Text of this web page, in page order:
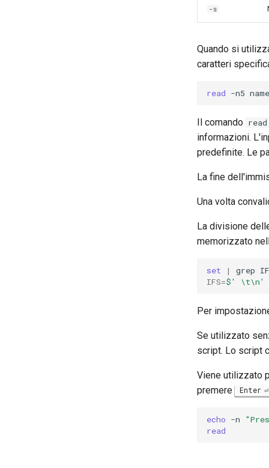
-s
Quando si
caratteri
read -n5
Il comando read
informazioni.
predefinite. Le
La fine
Una volta
La divisione
memorizzato
set | grep
IFS=$' \t\n'
Per
Se utilizzato
script. Lo script
Viene utilizzato
premere Enter
echo -n
read